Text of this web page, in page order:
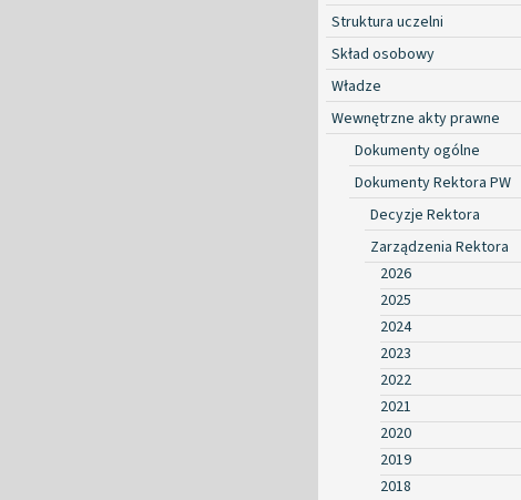
Struktura uczelni
Skład osobowy
Władze
Wewnętrzne akty prawne
Dokumenty ogólne
Dokumenty Rektora PW
Decyzje Rektora
Zarządzenia Rektora
2026
2025
2024
2023
2022
2021
2020
2019
2018